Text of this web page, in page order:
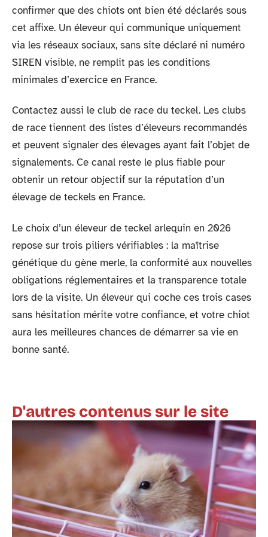
confirmer que des chiots ont bien été déclarés sous
cet affixe. Un éleveur qui communique uniquement
via les réseaux sociaux, sans site déclaré ni numéro
SIREN visible, ne remplit pas les conditions
minimales d’exercice en France.
Contactez aussi le club de race du teckel. Les clubs
de race tiennent des listes d’éleveurs recommandés
et peuvent signaler des élevages ayant fait l’objet de
signalements. Ce canal reste le plus fiable pour
obtenir un retour objectif sur la réputation d’un
élevage de teckels en France.
Le choix d’un éleveur de teckel arlequin en 2026
repose sur trois piliers vérifiables : la maîtrise
génétique du gène merle, la conformité aux nouvelles
obligations réglementaires et la transparence totale
lors de la visite. Un éleveur qui coche ces trois cases
sans hésitation mérite votre confiance, et votre chiot
aura les meilleures chances de démarrer sa vie en
bonne santé.
D'autres contenus sur le site